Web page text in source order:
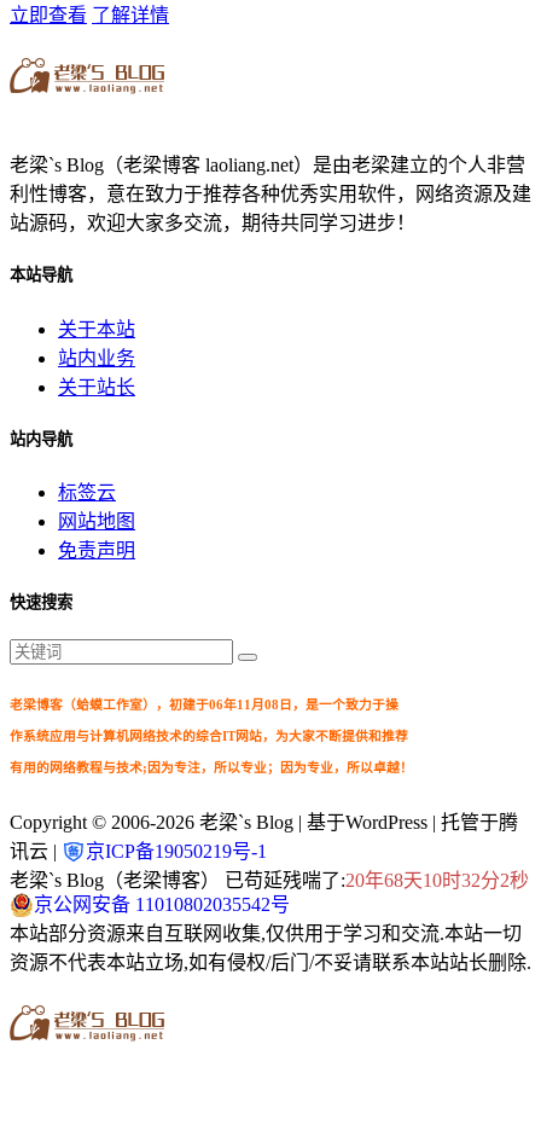
立即查看 了解详情
老梁`s Blog（老梁博客 laoliang.net）是由老梁建立的个人非营
利性博客，意在致力于推荐各种优秀实用软件，网络资源及建
站源码，欢迎大家多交流，期待共同学习进步！
本站导航
关于本站
站内业务
关于站长
站内导航
标签云
网站地图
免责声明
快速搜索
老梁博客（蛤蟆工作室），初建于06年11月08日，是一个致力于操
作系统应用与计算机网络技术的综合IT网站，为大家不断提供和推荐
有用的网络教程与技术;因为专注，所以专业；因为专业，所以卓越！
Copyright © 2006-2026 老梁`s Blog | 基于WordPress | 托管于腾
讯云 |
京ICP备19050219号-1
老梁`s Blog（老梁博客） 已苟延残喘了:20年68天10时32分3秒
京公网安备 11010802035542号
本站部分资源来自互联网收集,仅供用于学习和交流.本站一切
资源不代表本站立场,如有侵权/后门/不妥请联系本站站长删除.